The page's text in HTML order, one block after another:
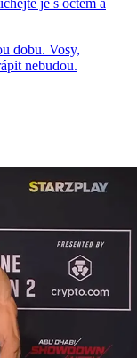
je s octem a
dobu. Vosy,
nebudou.